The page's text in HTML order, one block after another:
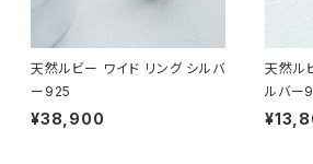
天然ルビー ワイド リング シルバ
ー925
¥38,900
天然ル
ルバー